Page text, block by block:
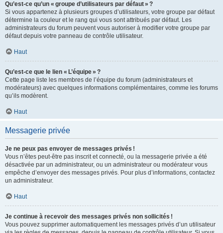
Qu’est-ce qu’un « groupe d’utilisateurs par défaut » ?
Si vous appartenez à plusieurs groupes d’utilisateurs, votre groupe par défaut
détermine la couleur et le rang qui vous sont attribués par défaut. Les
administrateurs du forum peuvent vous autoriser à modifier votre groupe par
défaut depuis votre panneau de contrôle utilisateur.
Haut
Qu’est-ce que le lien « L’équipe » ?
Cette page liste les membres de l’équipe du forum (administrateurs et
modérateurs) avec quelques informations complémentaires, comme les forums
qu’ils modèrent.
Haut
Messagerie privée
Je ne peux pas envoyer de messages privés !
Vous n’êtes peut-être pas inscrit et connecté, ou la messagerie privée a été
désactivée par un administrateur, ou un administrateur ou modérateur vous
empêche d’envoyer des messages privés. Pour plus d’informations, contactez
un administrateur.
Haut
Je continue à recevoir des messages privés non sollicités !
Vous pouvez supprimer automatiquement les messages privés d’un utilisateur